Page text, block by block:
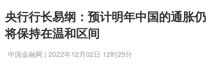
央行行长易纲：预计明年中国的通胀仍
将保持在温和区间
中国金融网 | 2022年12月02日 12时25分